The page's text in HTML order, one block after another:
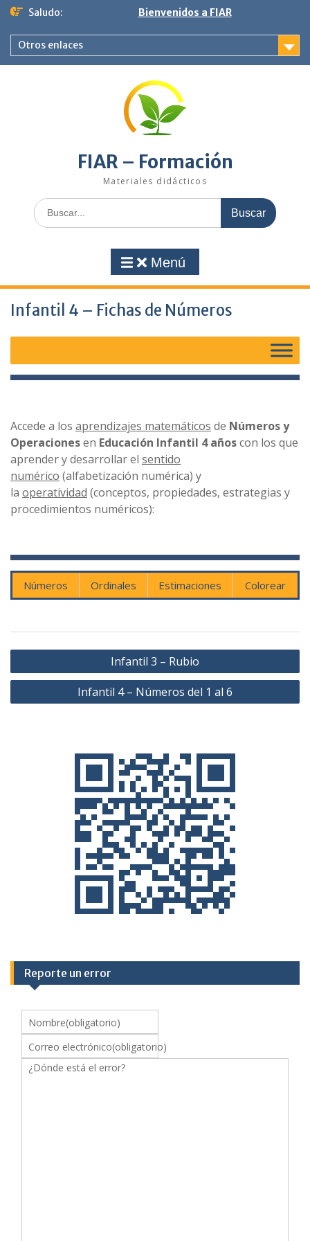
Saltar
contenido
Saludo: Bienvenidos a FIAR
Otros enlaces
FIAR – Formación
Materiales didácticos
Buscar:
Menú
Infantil 4 – Fichas de Números
Accede a los aprendizajes matemáticos de Números y
Operacionesen Educación Infantil 4 añoscon los que
aprender y desarrollar el sentido
numérico (alfabetización numérica) y
la operatividad (conceptos, propiedades, estrategias y
procedimientos numéricos):
Números Ordinales Estimaciones Colorear
Navegación
de
Infantil 3 – Rubio
Infantil 4 – Números del 1 al 6
Reporte un error
Nombre(obligatorio)
Correo electrónico(obligatorio)
¿Dónde está el error?